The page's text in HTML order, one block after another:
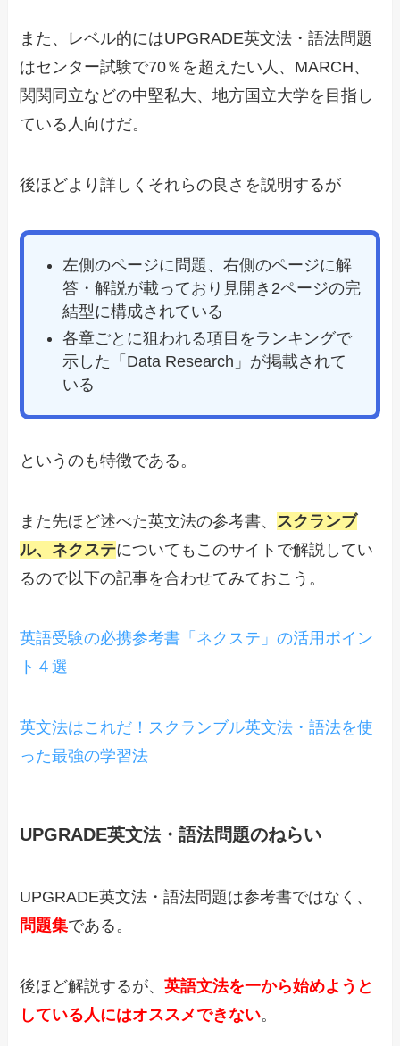
また、レベル的にはUPGRADE英文法・語法問題
はセンター試験で70％を超えたい人、MARCH、
関関同立などの中堅私大、地方国立大学を目指し
ている人向けだ。
後ほどより詳しくそれらの良さを説明するが
左側のページに問題、右側のページに解
答・解説が載っており見開き2ページの完
結型に構成されている
各章ごとに狙われる項目をランキングで
示した「Data Research」が掲載されて
いる
というのも特徴である。
また先ほど述べた英文法の参考書、 スクランブ
ル、ネクステについてもこのサイトで解説してい
るので以下の記事を合わせてみておこう。
英語受験の必携参考書「ネクステ」の活用ポイン
ト４選
英文法はこれだ！スクランブル英文法・語法を使
った最強の学習法
UPGRADE英文法・語法問題のねらい
UPGRADE英文法・語法問題は参考書ではなく、
問題集である。
後ほど解説するが、英語文法を一から始めようと
している人にはオススメできない。